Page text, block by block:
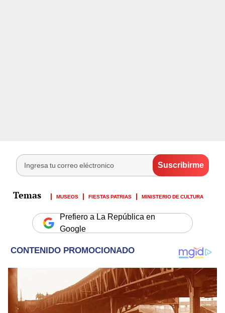
MUSEOS FIESTAS PATRIAS MINISTERIO DE CULTURA
Prefiero a La República en
Google